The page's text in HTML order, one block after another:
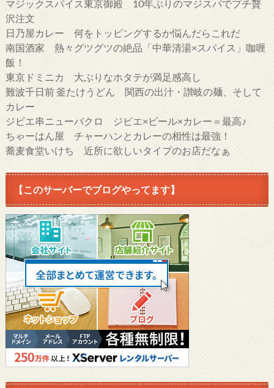
マジックスパイス東京御殿 10年ぶりのマジスパでプチ贅
沢注文
日乃屋カレー 何をトッピングするか悩んだらこれだ
南国酒家 熱々グツグツの絶品「中華清湯×スパイス」咖喱
飯！
東京ドミニカ 大ぶりなホタテが満足感高し
難波千日前 釜たけうどん 関西の出汁・讃岐の麺、そして
カレー
ジビエ串ニューバクロ ジビエ×ビール×カレー＝最高♪
ちゃーはん屋 チャーハンとカレーの相性は最強！
蕎麦食堂いけち 近所に欲しいタイプのお店だなぁ
【このサーバーでブログやってます】